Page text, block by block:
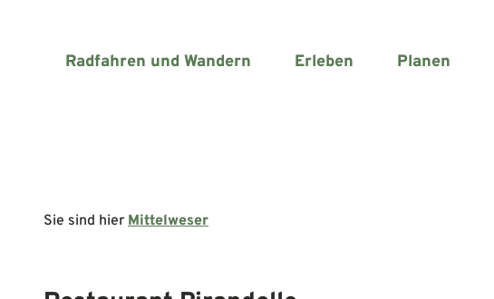
Radfahren und Wandern Erleben Planen
Sie sind hier Mittelweser